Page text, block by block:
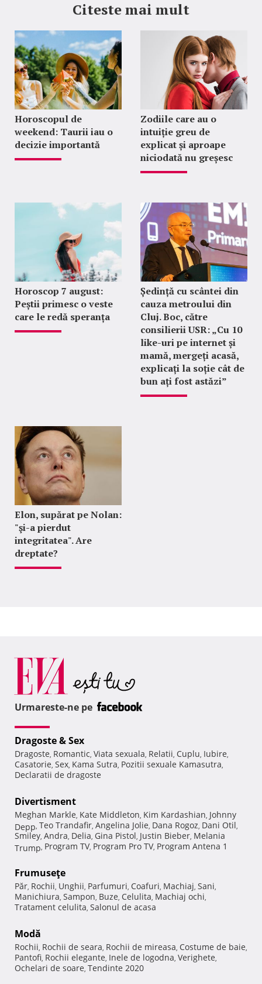
Citeste mai mult
Horoscopul de
weekend: Taurii iau o
decizie importantă
Zodiile care au o
intuiție greu de
explicat și aproape
niciodată nu greșesc
Horoscop 7 august:
Peștii primesc o veste
care le redă speranța
Ședință cu scântei din
cauza metroului din
Cluj. Boc, către
consilierii USR: „Cu 10
like-uri pe internet și
mamă, mergeți acasă,
explicați la soție cât de
bun ați fost astăzi”
Elon, supărat pe Nolan:
"şi-a pierdut
integritatea". Are
dreptate?
Urmareste-ne pe
Dragoste & Sex
Dragoste, Romantic, Viata sexuala, Relatii, Cuplu, Iubire,
Casatorie, Sex, Kama Sutra, Pozitii sexuale Kamasutra,
Declaratii de dragoste
Divertisment
Meghan Markle, Kate Middleton, Kim Kardashian, Johnny
Depp, Teo Trandafir, Angelina Jolie, Dana Rogoz, Dani Otil,
Smiley, Andra, Delia, Gina Pistol, Justin Bieber, Melania
Trump, Program TV, Program Pro TV, Program Antena 1
Frumuseţe
Păr, Rochii, Unghii, Parfumuri, Coafuri, Machiaj, Sani,
Manichiura, Sampon, Buze, Celulita, Machiaj ochi,
Tratament celulita, Salonul de acasa
Modă
Rochii, Rochii de seara, Rochii de mireasa, Costume de baie,
Pantofi, Rochii elegante, Inele de logodna, Verighete,
Ochelari de soare, Tendinte 2020